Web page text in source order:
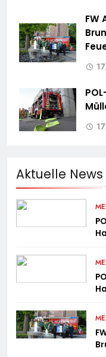
FW
Aktuelle News